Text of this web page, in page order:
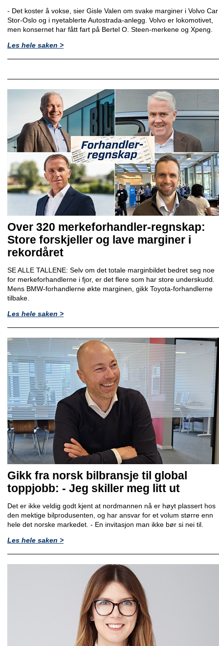
- Det koster å vokse, sier Gisle Valen om svake marginer i Volvo Car
Stor-Oslo og i nyetablerte Autostrada-anlegg. Volvo er lokomotivet,
men konsernet har fått fart på Bertel O. Steen-merkene og Xpeng.
Les hele saken >
Over 320 merkeforhandler-regnskap:
Store forskjeller og lave marginer i
rekordåret
SE ALLE TALLENE: Selv om det totale marginbildet bedret seg noe
for merkeforhandlerne i fjor, er det flere som har store underskudd.
Mens BMW-forhandlerne økte marginen, gikk Toyota-forhandlerne
tilbake.
Les hele saken >
Gikk fra norsk bilbransje til global
toppjobb: - Jeg skiller meg litt ut
Det er ikke veldig godt kjent at nordmannen nå er høyt plassert hos
den mektige bilprodusenten, og har ansvar for et volum større enn
hele det norske markedet. - En invitasjon man ikke bør si nei til.
Les hele saken >